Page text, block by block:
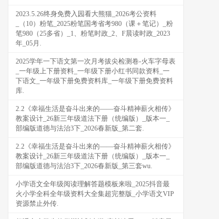
2023.5.26终身免费入园看大熊猫_2026考公资料
_（10）粉笔_2025粉笔国考省考980（课＋笔记）_粉
笔980（25多省）_1、粉笔时政_2、F晨读时政_2023
年_05月.
2025学年一下语文第一次月考拔尖检测卷-火车字母表
_一年级上下册资料_一年级下册小红书同款资料_一
下语文_一年级下册免费资料库_一年级下册免费资料
库.
2.2《幸福生活是奋斗出来的——奋斗精神薪火相传》
教案设计_26新三年级道法下册（统编版）_版本一_
部编版道德与法治3下_2026春新版_第二套.
2.2《幸福生活是奋斗出来的——奋斗精神薪火相传》
教案设计_26新三年级道法下册（统编版）_版本一_
部编版道德与法治3下_2026春新版_第三套wu.
小学语文全年级阅读理解答题模板来啦_2025抖音最
火小学全科全年级资料大全集超完整版_小学语文VIP
资源禁止外传.